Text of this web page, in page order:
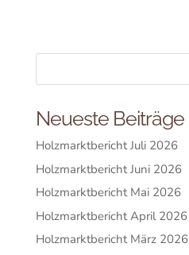
Neueste Beiträge
Holzmarktbericht Juli 2026
Holzmarktbericht Juni 2026
Holzmarktbericht Mai 2026
Holzmarktbericht April 2026
Holzmarktbericht März 2026